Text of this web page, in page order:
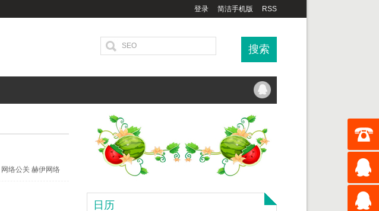
登录 简洁手机版 RSS
网络公关 赫伊网络
日历